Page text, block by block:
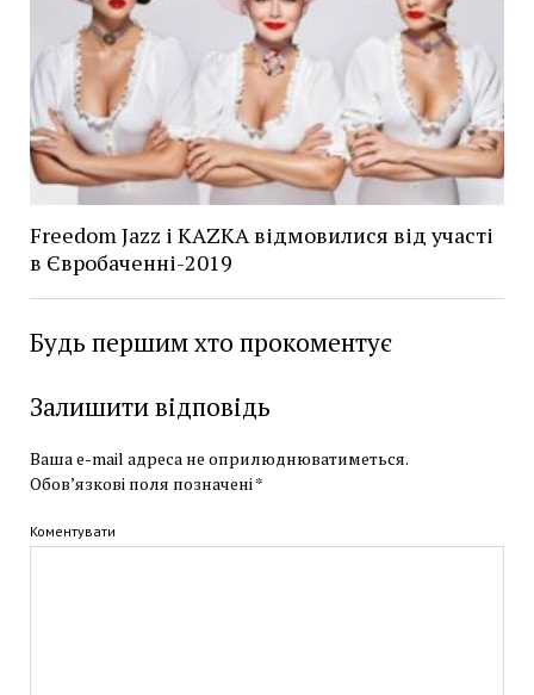
Freedom Jazz і KAZKA відмовилися від участі
в Євробаченні-2019
Будь першим хто прокоментує
Залишити відповідь
Ваша e-mail адреса не оприлюднюватиметься.
Обов’язкові поля позначені*
Коментувати